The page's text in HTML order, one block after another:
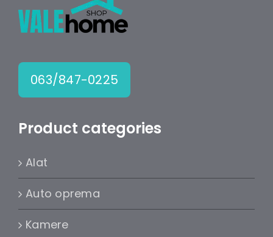
063/847-0225
Product categories
Alat
Auto oprema
Kamere